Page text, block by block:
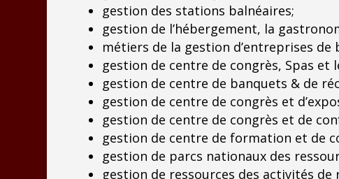
gestion des stations balnéaires;
gestion de l’hébergement, la
métiers de la gestion d’entreprises de
gestion de centre de congrès, Spas et
gestion de centre de banquets & de
gestion de centre de congrès et
gestion de centre de congrès et de
gestion de centre de formation et de
gestion de parcs nationaux des
gestion de ressources des activités